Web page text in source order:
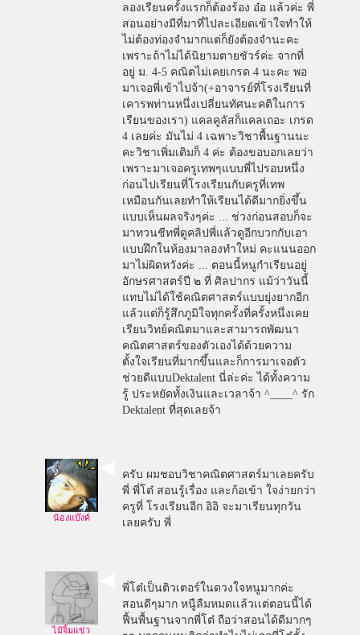
ลองเรียนครั้งแรกก็ต้องร้อง อ๋อ แล้วค่ะ พี่
สอนอย่างมีที่มาที่ไปละเอียดเข้าใจทำให้
ไม่ต้องท่องจำมากแต่ก็ยังต้องจำนะคะ
เพราะถ้าไม่ได้นิยามตายชัวร์ค่ะ จากที่
อยู่ ม. 4-5 คณิตไม่เคยเกรด 4 นะคะ พอ
มาเจอพี่เข้าไปจ้า(+อาจารย์ที่โรงเรียนที่
เคารพท่านหนึ่งเปลี่ยนทัศนะคติในการ
เรียนของเรา) แคลคูลัสก็แคลเถอะ เกรด
4 เลยค่ะ มันไม่ 4 เฉพาะวิชาพื้นฐานนะ
คะวิชาเพิ่มเติมก็ 4 ค่ะ ต้องขอบอกเลยว่า
เพราะมาเจอครูเทพๆแบบพี่ไปรอบหนึ่ง
ก่อนไปเรียนที่โรงเรียนกับครูที่เทพ
เหมือนกันเลยทำให้เรียนได้ดีมากยิ่งขึ้น
แบบเห็นผลจริงๆค่ะ ... ช่วงก่อนสอบก็จะ
มาทวนชีทพี่ดูคลิปพี่แล้วดูอีกบวกกับเอา
แบบฝึกในห้องมาลองทำใหม่ คะแนนออก
มาไม่ผิดหวังค่ะ ... ตอนนี้หนูกำเรียนอยู่
อักษรศาสตร์ปี ๒ ที่ ศิลปากร แม้ว่าวันนี้
แทบไม่ได้ใช้คณิตศาสตร์แบบยุ่งยากอีก
แล้วแต่ก็รู้สึกภูมิใจทุกครั้งที่ครั้งหนึ่งเคย
เรียนวิทย์คณิตมาและสามารถพัฒนา
คณิตศาสตร์ของตัวเองได้ด้วยความ
ตั้งใจเรียนที่มากขึ้นและก็การมาเจอตัว
ช่วยดีแบบDektalent นี่ล่ะค่ะ ได้ทั้งความ
รู้ ประหยัดทั้งเงินและเวลาจ้า ^____^ รัก
Dektalent ที่สุดเลยจ้า
น้องแบ๊งค์
ครับ ผมชอบวิชาคณิตศาสตร์มาเลยครับ
พี่ พี่โต๋ สอนรู้เรื่อง และก้อเข้า ใจง่ายกว่า
ครูที่ โรงเรียนอีก อิอิ จะมาเรียนทุกวัน
เลยครับ พี่
ไม้จิ้มแข่ว
พี่โต๋เป็นติวเตอร์ในดวงใจหนูมากค่ะ
สอนดีๆมาก หนูืลืมหมดเเล้วเเต่ตอนนี้ได้
ฟื้นพื้นฐานจากพี่โต๋ ถือว่าสอนได้ดีมากๆ